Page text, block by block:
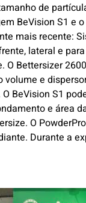
de
BeVision S1 e
mais recente:
lateral e
O Bettersizer
e
BeVision S1
e área
O
Durante a